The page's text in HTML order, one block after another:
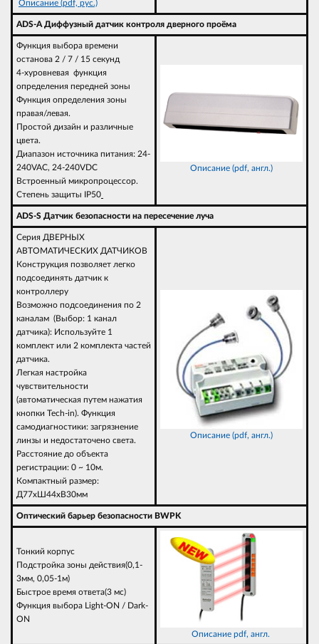
Описание (pdf, рус.)
ADS-A Диффузный датчик контроля дверного проёма
Функция выбора времени
останова 2 / 7 / 15 секунд
4-хуровневая функция
определения передней зоны
Функция определения зоны
правая/левая.
Простой дизайн и различные
цвета.
Диапазон источника питания: 24-
240VAC, 24-240VDC
Встроенный микропроцессор.
Степень защиты IP50
Описание (pdf, англ.)
ADS-S Датчик безопасности на пересечение луча
Серия ДВЕРНЫХ
АВТОМАТИЧЕСКИХ ДАТЧИКОВ
Конструкция позволяет легко
подсоединять датчик к
контроллеру
Возможно подсоединения по 2
каналам (Выбор: 1 канал
датчика): Используйте 1
комплект или 2 комплекта частей
датчика.
Легкая настройка
чувствительности
(автоматическая путем нажатия
кнопки Tech-in). Функция
самодиагностики: загрязнение
линзы и недостаточено света.
Расстояние до объекта
регистрации: 0 ~ 10м.
Компактный размер:
Д77хШ44хВ30мм
Описание (pdf, англ.)
Оптический барьер безопасности BWPK
Тонкий корпус
Подстройка зоны действия(0,1-
3мм, 0,05-1м)
Быстрое время ответа(3 мс)
Функция выбора Light-ON / Dark-
ON
Описание pdf, англ.